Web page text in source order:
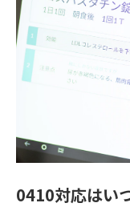
0410対応はい